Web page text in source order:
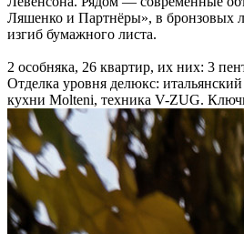
Ляшенко и Партнёры», в бронзовых
изгиб бумажного листа.
2 особняка, 26 квартир, их них: 3
Отделка уровня делюкс:
кухни Molteni, техника V-ZUG.